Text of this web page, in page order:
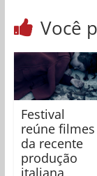
Você
Festival
reúne filmes
da recente
produção